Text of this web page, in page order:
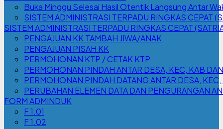
Buka Minggu Selesai Hasil Otentik Langsung Antar
SISTEM ADMINISTRASI TERPADU RINGKAS CEPAT
SISTEM ADMINISTRASI TERPADU RINGKAS CEPAT
PENGAJUAN KK TAMBAH JIWA/ANAK
PENGAJUAN PISAH KK
PERMOHONAN KTP / CETAK KTP
PERMOHONAN PINDAH ANTAR DESA, KEC, KAB
PERMOHONAN PINDAH DATANG ANTAR DESA,
PERUBAHAN ELEMEN DATA DAN PENGURANGAN
FORM ADMINDUK
F 1.01
F 1.02